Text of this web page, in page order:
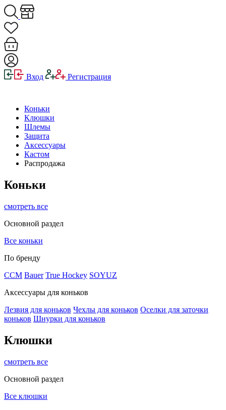
Вход Регистрация
Коньки
Клюшки
Шлемы
Защита
Аксессуары
Кастом
Распродажа
Коньки
смотреть все
Основной раздел
Все коньки
По бренду
ССМ Bauer True Hockey SOYUZ
Аксессуары для коньков
Лезвия для коньков Чехлы для коньков Оселки для заточки
коньков Шнурки для коньков
Клюшки
смотреть все
Основной раздел
Все клюшки